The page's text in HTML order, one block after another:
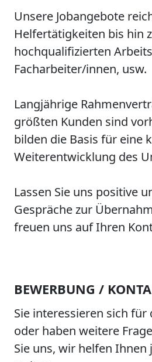
Unsere Jobangebote
Helfertätigkeiten bis hin
hochqualifizierten
Facharbeiter/innen, usw.
Langjährige
größten Kunden sind
bilden die Basis für eine
Weiterentwicklung des
Lassen Sie uns positive
Gespräche zur
freuen uns auf Ihren
BEWERBUNG /
Sie interessieren sich für
oder haben weitere
Sie uns, wir helfen Ihnen